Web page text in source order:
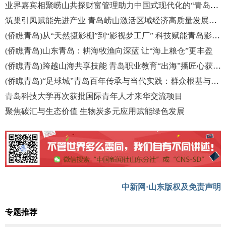
业界嘉宾相聚崂山共探财富管理助力中国式现代化的“青岛实践”
筑巢引凤赋能先进产业 青岛崂山激活区域经济高质量发展新活力
(侨瞧青岛)从“天然摄影棚”到“影视梦工厂” 科技赋能青岛影视业全面发展
(侨瞧青岛)山东青岛：耕海牧渔向深蓝 让“海上粮仓”更丰盈
(侨瞧青岛)跨越山海共享技能 青岛职业教育“出海”播匠心获双赢
(侨瞧青岛)“足球城”青岛百年传承与当代实践：群众根基与体系化治理并行
青岛科技大学再次获批国际青年人才来华交流项目
聚焦碳汇与生态价值 生物炭多元应用赋能绿色发展
中新网·山东版权及免责声明
专题推荐